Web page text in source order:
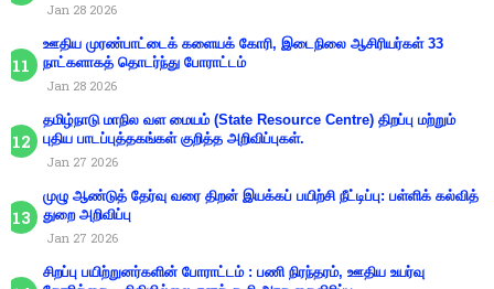
Jan 28 2026
ஊதிய முரண்பாட்டைக் களையக் கோரி, இடைநிலை ஆசிரியர்கள் 33
நாட்களாகத் தொடர்ந்து போராட்டம்
Jan 28 2026
தமிழ்நாடு மாநில வள மையம் (State Resource Centre) திறப்பு மற்றும்
புதிய பாடப்புத்தகங்கள் குறித்த அறிவிப்புகள்.
Jan 27 2026
முழு ஆண்டுத் தேர்வு வரை திறன் இயக்கப் பயிற்சி நீட்டிப்பு: பள்ளிக் கல்வித்
துறை அறிவிப்பு
Jan 27 2026
சிறப்பு பயிற்றுனர்களின் போராட்டம் : பணி நிரந்தரம், ஊதிய உயர்வு